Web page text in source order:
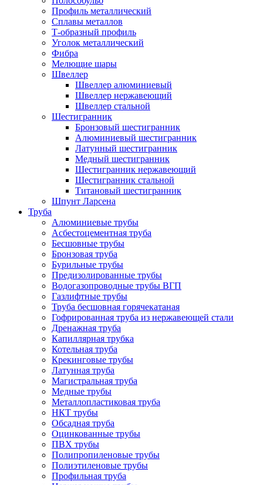
Профиль металлический
Сплавы металлов
Т-образный профиль
Уголок металлический
Фибра
Мелющие шары
Швеллер
Швеллер алюминиевый
Швеллер нержавеющий
Швеллер стальной
Шестигранник
Бронзовый шестигранник
Алюминиевый шестигранник
Латунный шестигранник
Медный шестигранник
Шестигранник нержавеющий
Шестигранник стальной
Титановый шестигранник
Шпунт Ларсена
Труба
Алюминиевые трубы
Асбестоцементная труба
Бесшовные трубы
Бронзовая труба
Бурильные трубы
Предизолированные трубы
Водогазопроводные трубы ВГП
Газлифтные трубы
Труба бесшовная горячекатаная
Гофрированная труба из нержавеющей стали
Дренажная труба
Капиллярная трубка
Котельная труба
Крекинговые трубы
Латунная труба
Магистральная труба
Медные трубы
Металлопластиковая труба
НКТ трубы
Обсадная труба
Оцинкованные трубы
ПВХ трубы
Полипропиленовые трубы
Полиэтиленовые трубы
Профильная труба